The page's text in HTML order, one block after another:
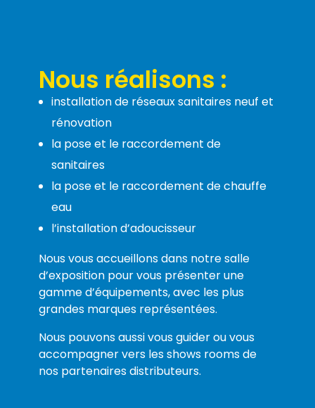
Nous réalisons :
installation de réseaux sanitaires neuf et
rénovation
la pose et le raccordement de
sanitaires
la pose et le raccordement de chauffe
eau
l’installation d’adoucisseur
Nous vous accueillons dans notre salle
d’exposition pour vous présenter une
gamme d’équipements, avec les plus
grandes marques représentées.
Nous pouvons aussi vous guider ou vous
accompagner vers les shows rooms de
nos partenaires distributeurs.